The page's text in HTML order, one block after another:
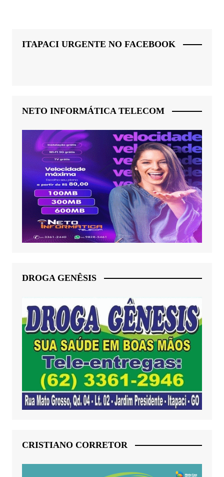
ITAPACI URGENTE NO FACEBOOK
NETO INFORMÁTICA TELECOM
DROGA GENÊSIS
CRISTIANO CORRETOR